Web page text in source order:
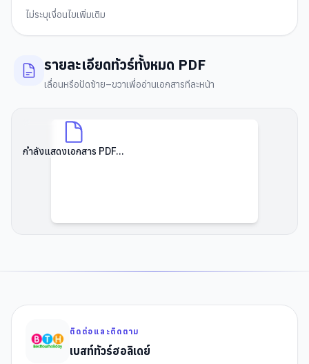
ไม่ระบุเงื่อนไขเพิ่มเติม
รายละเอียดทัวร์ทั้งหมด PDF
เลื่อนหรือปัดซ้าย–ขวาเพื่ออ่านเอกสารทีละหน้า
กำลังแสดงเอกสาร PDF...
ติดต่อและติดตาม
เบสท์ทัวร์ฮอลิเดย์